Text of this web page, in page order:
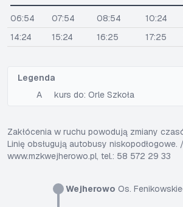
Wejherowo Os.
06:54 07:54 08:54 10:24
14:24
15:24 16:25 17:25
Legenda
A
kurs do: Orle Szkoła
Zakłócenia w ruchu powodują zmiany
Linię obsługują autobusy niskopodłogowe.
www.mzkwejherowo.pl, tel.: 58 572 29 33